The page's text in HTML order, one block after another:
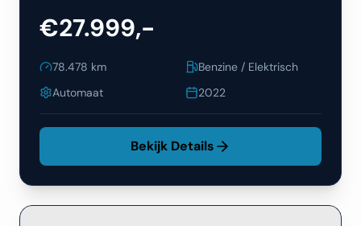
€27.999,-
78.478 km
Benzine / Elektrisch
Automaat
2022
Bekijk Details